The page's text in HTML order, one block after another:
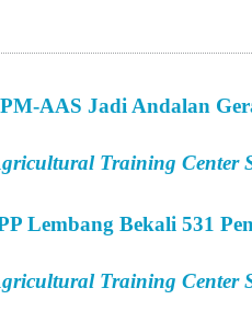
AAS Jadi Andalan
Training Center
Lembang Bekali 531
Training Center